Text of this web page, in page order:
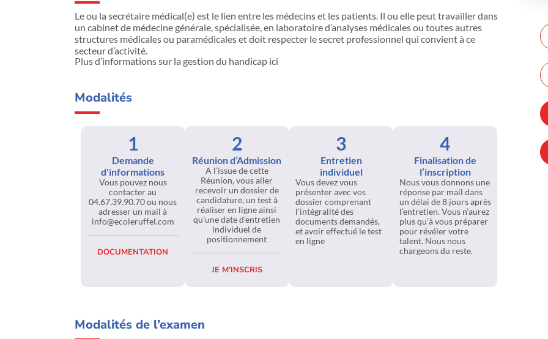
Le ou la secrétaire médical(e) est le lien entre les médecins et les patients. Il ou elle peut travailler dans
un cabinet de médecine générale, spécialisée, en laboratoire d’analyses médicales ou toutes autres
structures médicales ou paramédicales et doit respecter le secret professionnel qui convient à ce
secteur d’activité.
Plus d’informations sur la gestion du handicap ici
Modalités
1
Demande
d'informations
Vous pouvez nous
contacter au
04.67.39.90.70 ou nous
adresser un mail à
info@ecoleruffel.com
DOCUMENTATION
2
Réunion d’Admission
A l’issue de cette
Réunion, vous aller
recevoir un dossier de
candidature, un test à
réaliser en ligne ainsi
qu’une date d’entretien
individuel de
positionnement
JE M’INSCRIS
3
Entretien
individuel
Vous devez vous
présenter avec vos
dossier comprenant
l’intégralité des
documents demandés,
et avoir effectué le test
en ligne
4
Finalisation de
l’inscription
Nous vous donnons une
réponse par mail dans
un délai de 8 jours après
l’entretien. Vous n’aurez
plus qu’à vous préparer
pour révéler votre
talent. Nous nous
chargeons du reste.
Modalités de l’examen